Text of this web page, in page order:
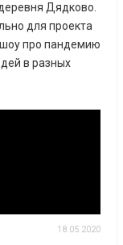
Дядково.
для проекта
шоу про пандемию
в разных
18.05.2020